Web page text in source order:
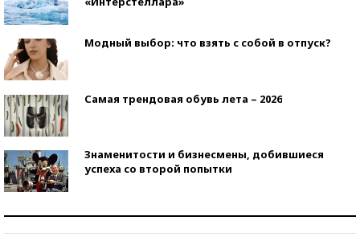
Модный выбор: что взять с собой в отпуск?
Самая трендовая обувь лета – 2026
Знаменитости и бизнесмены, добившиеся
успеха со второй попытки